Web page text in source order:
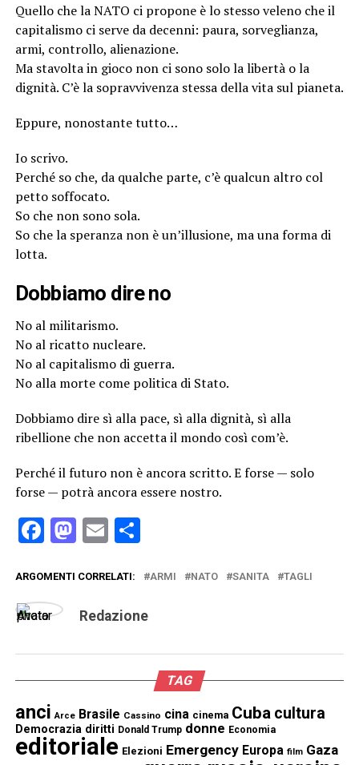
Quello che la NATO ci propone è lo stesso veleno che il
capitalismo ci serve da decenni: paura, sorveglianza,
armi, controllo, alienazione.
Ma stavolta in gioco non ci sono solo la libertà o la
dignità. C’è la sopravvivenza stessa della vita sul pianeta.
Eppure, nonostante tutto…
Io scrivo.
Perché so che, da qualche parte, c’è qualcun altro col
petto soffocato.
So che non sono sola.
So che la speranza non è un’illusione, ma una forma di
lotta.
Dobbiamo dire no
No al militarismo.
No al ricatto nucleare.
No al capitalismo di guerra.
No alla morte come politica di Stato.
Dobbiamo dire sì alla pace, sì alla dignità, sì alla
ribellione che non accetta il mondo così com’è.
Perché il futuro non è ancora scritto. E forse — solo
forse — potrà ancora essere nostro.
Facebook
Mastodon
EmailCondividi
ARGOMENTI CORRELATI: ARMI NATO SANITA TAGLI
Redazione
TAG
anci Arce Brasile Cassino cina cinema Cuba cultura
Democrazia diritti Donald Trump donne Economia
editoriale Elezioni Emergency Europa film Gaza